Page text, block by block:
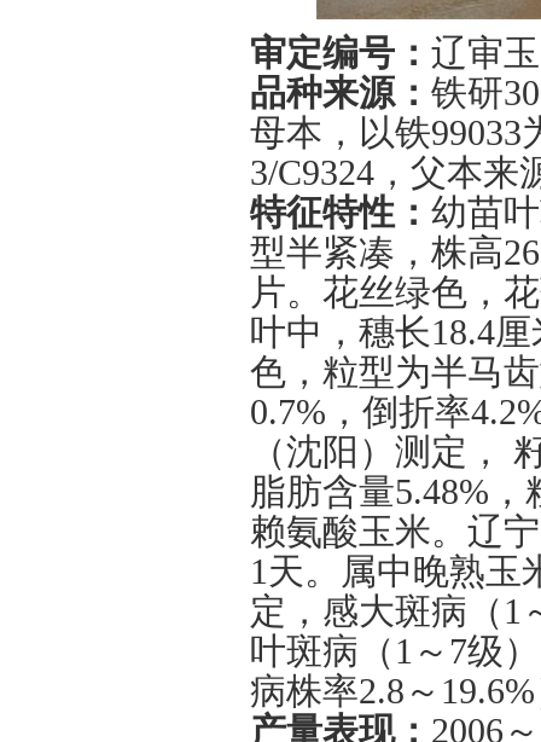
审定编号：辽审玉
品种来源：铁研
母本，以铁99033
3/C9324 ，父本来
特征特性：幼苗
型半紧凑，株高
片。花丝绿色，
叶中，穗长18.4厘
色，粒型为半马
0.7% ，倒折率
（沈阳）测定，
脂肪含量5.48%
赖氨酸玉米。辽
1 天。属中晚熟玉
定，感大斑病（1
叶斑病（1 ～ 7级
病株率2.8 ～ 19.6%
产量表现： 2006 ～